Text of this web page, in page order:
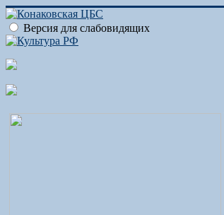
Версия для слабовидящих